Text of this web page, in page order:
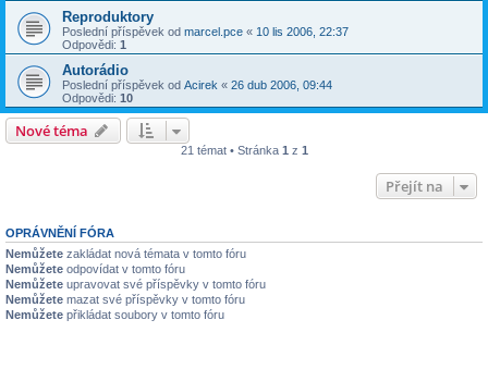
Reproduktory
Poslední příspěvek od marcel.pce « 10 lis 2006, 22:37
Odpovědi: 1
Autorádio
Poslední příspěvek od Acirek « 26 dub 2006, 09:44
Odpovědi: 10
Nové téma
21 témat • Stránka 1 z 1
Přejít na
OPRÁVNĚNÍ FÓRA
Nemůžete zakládat nová témata v tomto fóru
Nemůžete odpovídat v tomto fóru
Nemůžete upravovat své příspěvky v tomto fóru
Nemůžete mazat své příspěvky v tomto fóru
Nemůžete přikládat soubory v tomto fóru